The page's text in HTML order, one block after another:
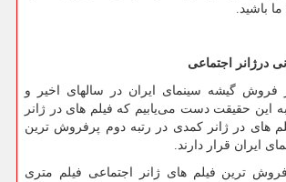
باشید.
درژانر اجتماعی
فروش گیشه سینمای ایران در سالهای اخیر و
این حقیقت دست می‌یابیم که فیلم های در ژانر
های در ژانر کمدی در رتبه دوم پرفروش ترین
ایران قرار دارند.
ترین فیلم های ژانر اجتماعی فیلم متری